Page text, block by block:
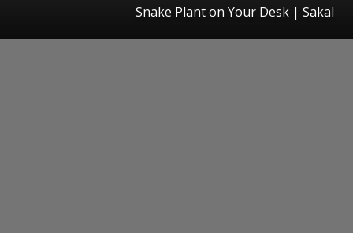
Snake Plant on Your Desk | Sakal